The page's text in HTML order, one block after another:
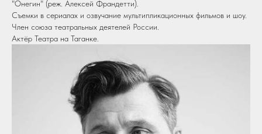
"Онегин" (реж. Алексей Франдетти).
Съемки в сериалах и озвучание мультипликационных фильмов и шоу.
Член союза театральных деятелей России.
Актёр Театра на Таганке.